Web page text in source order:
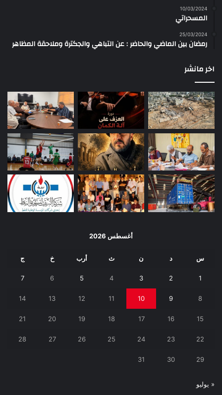
10/03/2024
المسحراتي
25/03/2024
رمضان بين الماضي والحاضر : عن التباهي والجكترة وملاحقة المظاهر
اخر مانشر
أغسطس 2026
س د ن ث أرب خ ج
1
2
3
4
5
6
7
8
9
10
11
12
13
14
15
16
17
18
19
20
21
22
23
24
25
26
27
28
29
30
31
« يوليو